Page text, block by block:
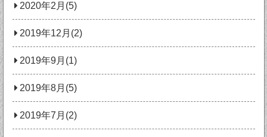
2020年2月(5)
2019年12月(2)
2019年9月(1)
2019年8月(5)
2019年7月(2)